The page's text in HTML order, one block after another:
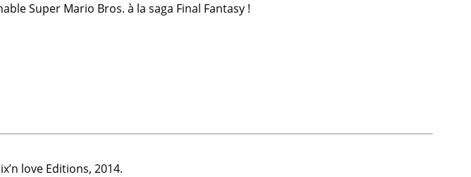
Super Mario Bros. à la saga Final Fantasy !
love Editions, 2014.